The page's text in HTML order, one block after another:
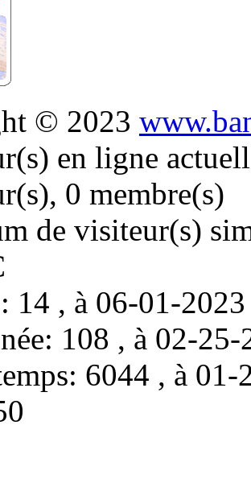
© 2023
en ligne
0 membre(s)
de visiteur(s)
14 , à 06-01-
108 , à 02-
6044 , à